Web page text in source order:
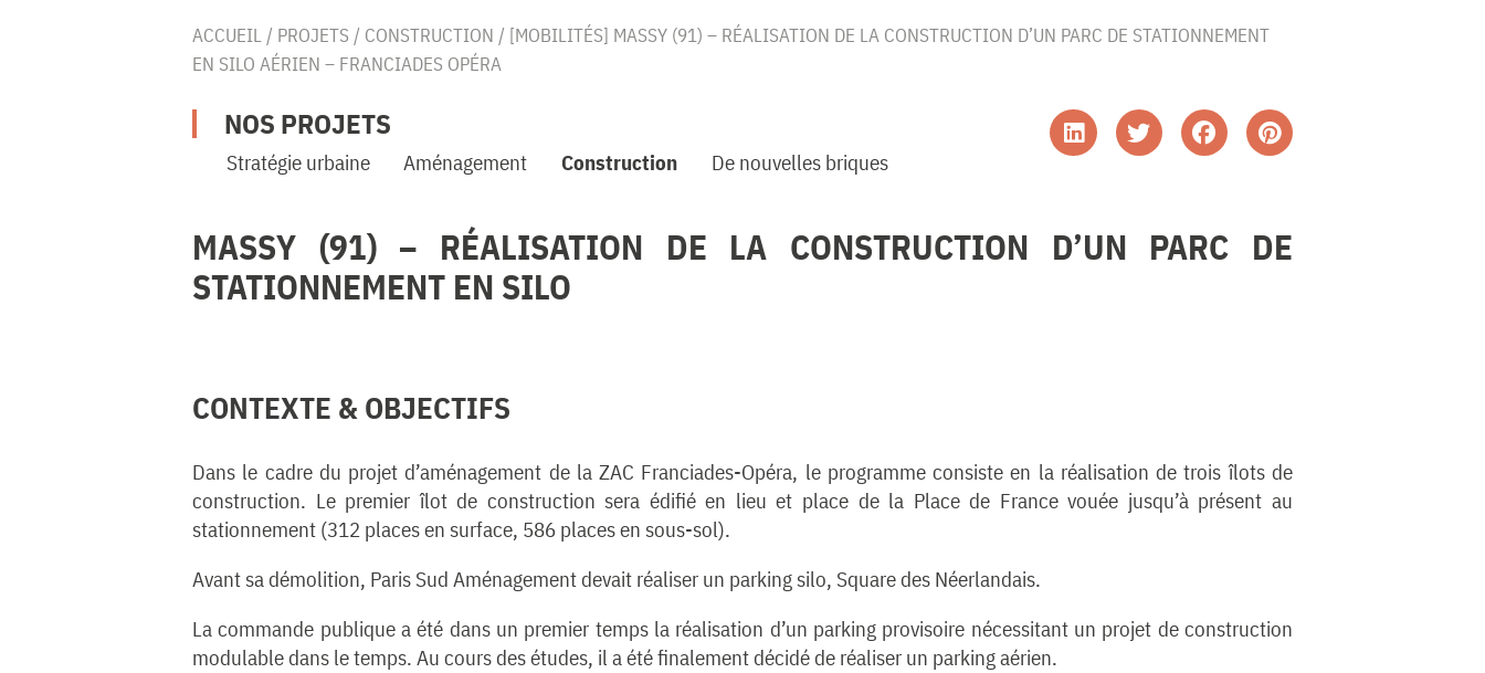
ACCUEIL / PROJETS / CONSTRUCTION / [MOBILITÉS] MASSY (91) – RÉALISATION DE LA CONSTRUCTION D’UN PARC DE STATIONNEMENT
EN SILO AÉRIEN – FRANCIADES OPÉRA
NOS PROJETS
Stratégie urbaine Aménagement Construction De nouvelles briques
MASSY (91) – RÉALISATION DE LA CONSTRUCTION D’UN PARC DE
STATIONNEMENT EN SILO
CONTEXTE & OBJECTIFS
Dans le cadre du projet d’aménagement de la ZAC Franciades-Opéra, le programme consiste en la réalisation de trois îlots de
construction. Le premier îlot de construction sera édifié en lieu et place de la Place de France vouée jusqu’à présent au
stationnement (312 places en surface, 586 places en sous-sol).
Avant sa démolition, Paris Sud Aménagement devait réaliser un parking silo, Square des Néerlandais.
La commande publique a été dans un premier temps la réalisation d’un parking provisoire nécessitant un projet de construction
modulable dans le temps. Au cours des études, il a été finalement décidé de réaliser un parking aérien.